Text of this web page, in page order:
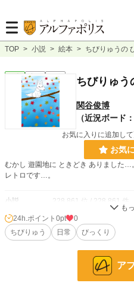
TOP > 小説 > 絵本 > ちびりゅうの
完結 短編 ちびりゅう
関谷俊博
（近況ボード：
お気に入りに追加し
お気
むかし 遊園地に ときどき ありました…。
レトロです…。
小説 228,861 位 / 228,861 件
絵本 1,046 位 / 1,046 件
お気に入り
24h.ポイント 0pt
0
ちびりゅう
日常 びっくり
ア